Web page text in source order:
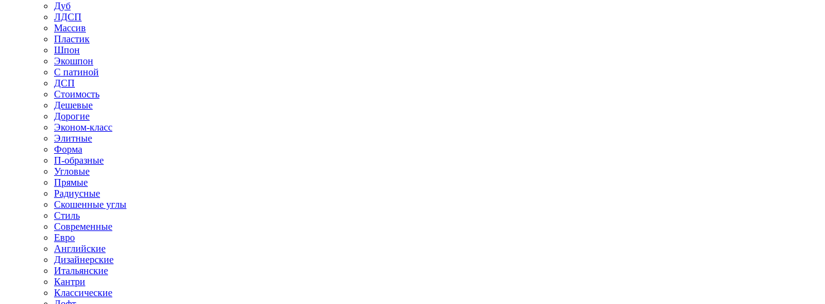
Дуб
ЛДСП
Массив
Пластик
Шпон
Экошпон
С патиной
ДСП
Стоимость
Дешевые
Дорогие
Эконом-класс
Элитные
Форма
П-образные
Угловые
Прямые
Радиусные
Скошенные углы
Стиль
Современные
Евро
Английские
Дизайнерские
Итальянские
Кантри
Классические